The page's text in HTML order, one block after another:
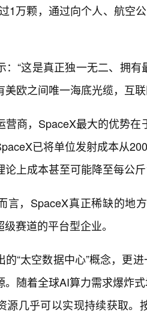
1万颗，通过向个人、航空
：“这是真正独一无二、拥
美欧之间唯一海底光缆，互
营商，SpaceX最大的优势
已将单位发射成本从
论上成本甚至可能降至每公
言，SpaceX真正稀缺的地
赛道的平台型企业。
的“太空数据中心”概念，更
。随着全球AI算力需求爆炸
源几乎可以实现持续获取